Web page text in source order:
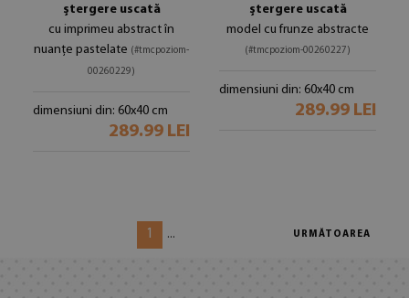
ștergere uscată
cu imprimeu abstract în
nuanțe pastelate (#tmcpoziom-
00260229)
dimensiuni din: 60x40 cm
289.99 LEI
ștergere uscată
model cu frunze abstracte
(#tmcpoziom-00260227)
dimensiuni din: 60x40 cm
289.99 LEI
1 ... URMĂTOAREA